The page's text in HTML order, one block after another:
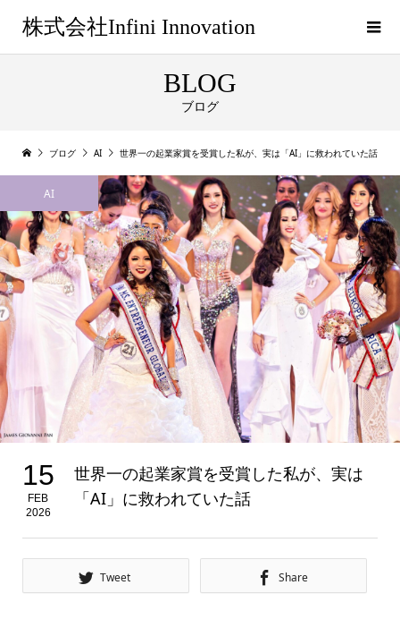
株式会社Infini Innovation
BLOG
ブログ
ブログ AI 世界一の起業家賞を受賞した私が、実は「AI」に救われていた話
AI
15
FEB
2026
世界一の起業家賞を受賞した私が、実は
「AI」に救われていた話
Tweet Share